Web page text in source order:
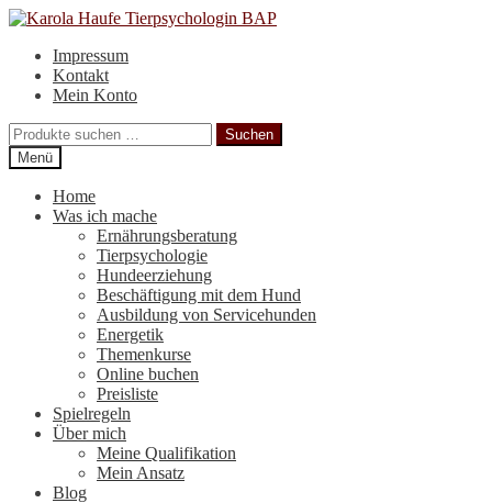
Zur
springen
Zum
springenImpressum
Kontakt
Mein Konto
Suchen
nach:
Suchen
Menü
Home
Was ich mache
Ernährungsberatung
Tierpsychologie
Hundeerziehung
Beschäftigung mit dem Hund
Ausbildung von Servicehunden
Energetik
Themenkurse
Online buchen
Preisliste
Spielregeln
Über mich
Meine Qualifikation
Mein Ansatz
Blog